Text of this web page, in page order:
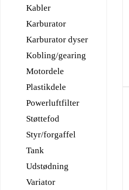
Kabler
Karburator
Karburator dyser
Kobling/gearing
Motordele
Plastikdele
Powerluftfilter
Støttefod
Styr/forgaffel
Tank
Udstødning
Variator